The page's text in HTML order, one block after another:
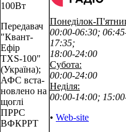
100Вт
Передавач
"Квант-
Ефір
TXS-100"
(Україна);
АФС вста-
новлено на
щоглі
ПРРС
ВФКРРТ
Понеділок-
00:00-06:30;
17:35;
18:00-24:00
Субота:
00:00-24:00
Неділя:
00:00-14:00;
• Web-site